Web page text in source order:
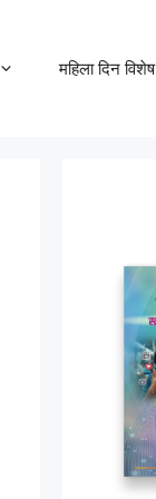
महिला दिन विशेष